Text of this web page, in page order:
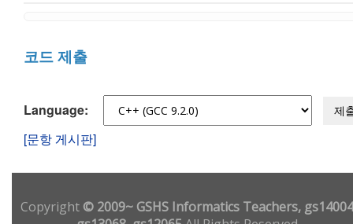
코드 제출
Language: 제
[문항 게시판]
Copyright© 2009~ GSHS Informatics Teachers,